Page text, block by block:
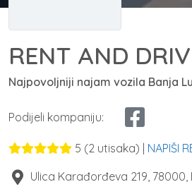
RENT AND
Najpovoljniji najam vozila Banja
Podijeli kompaniju:
5 (2 utisaka) | NAPIŠI
Ulica Karađorđeva 219 78000